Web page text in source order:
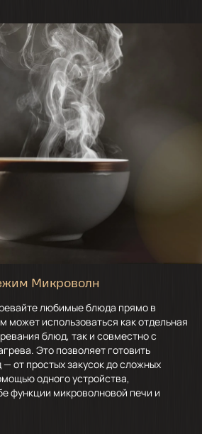
Микроволн
любимые блюда прямо в
может использоваться как отдельная
блюд, так и совместно с
Это позволяет готовить
от простых закусок до сложных
одного устройства,
функции микроволновой печи и